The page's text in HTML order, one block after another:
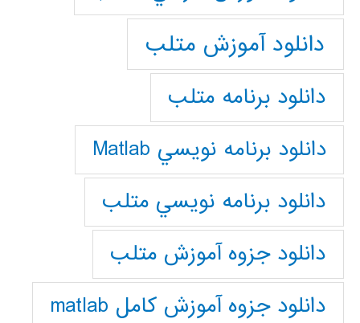
دانلود آموزش متلب
دانلود برنامه متلب
دانلود برنامه نويسي Matlab
دانلود برنامه نويسي متلب
دانلود جزوه آموزش متلب
دانلود جزوه آموزش کامل matlab